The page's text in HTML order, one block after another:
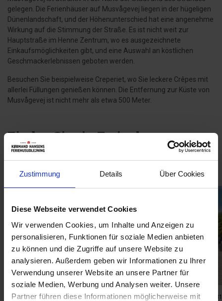
Zustimmung Details Über Cookies
Diese Webseite verwendet Cookies
Wir verwenden Cookies, um Inhalte und Anzeigen zu
personalisieren, Funktionen für soziale Medien anbieten
zu können und die Zugriffe auf unsere Website zu
analysieren. Außerdem geben wir Informationen zu Ihrer
Verwendung unserer Website an unsere Partner für
soziale Medien, Werbung und Analysen weiter. Unsere
Partner führen diese Informationen möglicherweise mit
gelegen. Die Ferienhäuser auf Musvågevej liegen in der hügeligen
Dünenlandschaft, und der Höhenunterschied hat eine angenehme
Wirkung auf die Stimmung der Straße. Es ist nicht weit zur
Hauptstraße im Henne Zentrum, wo es ausgezeichnete
Einkaufsmöglichkeiten gibt, und eine Auswahl an köstlichen
Geschmackerlebnissen geboten werden.
Besuchen Sie beispielweise Creperiet, wo Sie leckere Crêpes mit
allerlei Füllungen genießen können. Die Entfernung zur Küste von
Musvågevej ist nicht mehr als etwa 500 Meter.
Finden Sie ein Ferienhaus
Musvågevej
Lädt ...
Ferienhaus 2929 • Henne Strand Nord Ferienhaus